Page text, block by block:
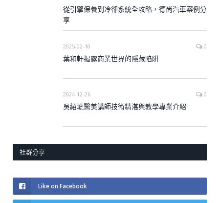
從引擎保養到冷卻系統全攻略，德尚汽車案例分
享
2025-02-10 0
葉和軒揭露商業世界的隱藏陷阱
2024-12-26 0
吳紹琥醫美講師技術精湛與教學專業介紹
社群分享
Like on Facebook